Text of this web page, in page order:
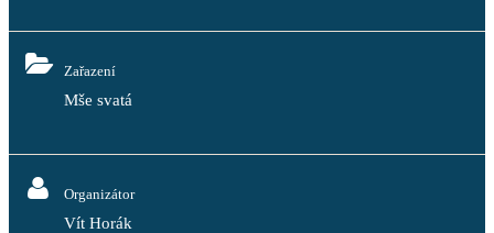
Zařazení
Mše svatá
Organizátor
Vít Horák